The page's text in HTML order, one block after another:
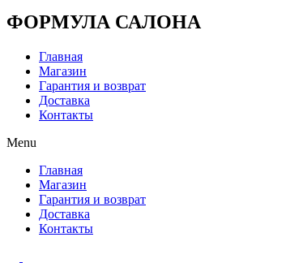
ФОРМУЛА САЛОНА
Главная
Магазин
Гарантия и возврат
Доставка
Контакты
Menu
Главная
Магазин
Гарантия и возврат
Доставка
Контакты